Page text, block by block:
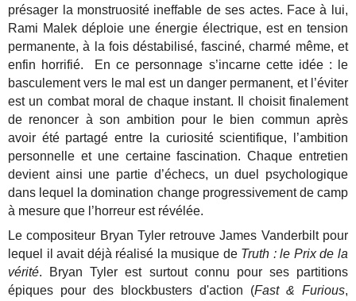
présager la monstruosité ineffable de ses actes. Face à lui,
Rami Malek déploie une énergie électrique, est en tension
permanente, à la fois déstabilisé, fasciné, charmé même, et
enfin horrifié. En ce personnage s’incarne cette idée : le
basculement vers le mal est un danger permanent, et l’éviter
est un combat moral de chaque instant. Il choisit finalement
de renoncer à son ambition pour le bien commun après
avoir été partagé entre la curiosité scientifique, l’ambition
personnelle et une certaine fascination. Chaque entretien
devient ainsi une partie d’échecs, un duel psychologique
dans lequel la domination change progressivement de camp
à mesure que l’horreur est révélée.
Le compositeur Bryan Tyler retrouve James Vanderbilt pour
lequel il avait déjà réalisé la musique de Truth : le Prix de la
vérité. Bryan Tyler est surtout connu pour ses partitions
épiques pour des blockbusters d'action (Fast & Furious,